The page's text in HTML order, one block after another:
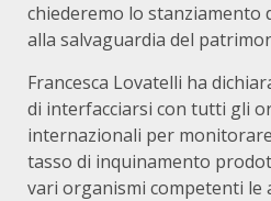
chiederemo lo stanziamento
alla salvaguardia del
Francesca Lovatelli ha
di interfacciarsi con tutti gli
internazionali per monitorare
tasso di inquinamento
vari organismi competenti